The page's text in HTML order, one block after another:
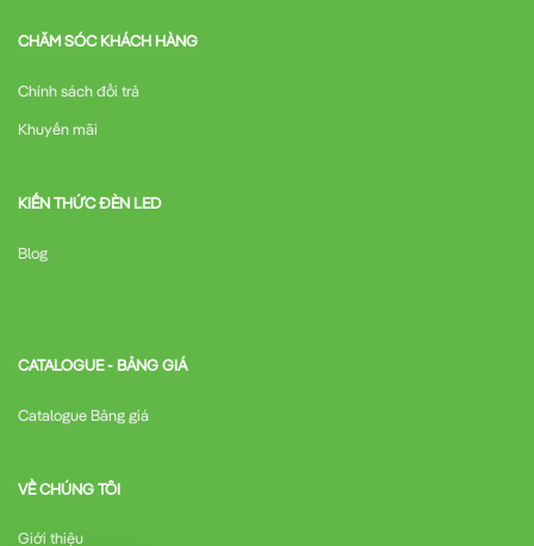
CHĂM SÓC KHÁCH HÀNG
Chính sách đổi trả
Khuyến mãi
KIẾN THỨC ĐÈN LED
Blog
CATALOGUE - BẢNG GIÁ
Catalogue Bảng giá
VỀ CHÚNG TÔI
Giới thiệu